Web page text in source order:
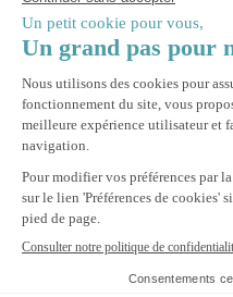
Pergola bioclimatique 5x3m